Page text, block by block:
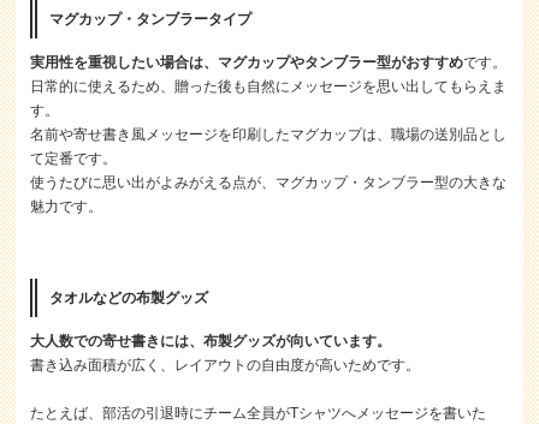
マグカップ・タンブラータイプ
実用性を重視したい場合は、マグカップやタンブラー型がおすすめです。
日常的に使えるため、贈った後も自然にメッセージを思い出してもらえま
す。
名前や寄せ書き風メッセージを印刷したマグカップは、職場の送別品とし
て定番です。
使うたびに思い出がよみがえる点が、マグカップ・タンブラー型の大きな
魅力です。
タオルなどの布製グッズ
大人数での寄せ書きには、布製グッズが向いています。
書き込み面積が広く、レイアウトの自由度が高いためです。
たとえば、部活の引退時にチーム全員がTシャツへメッセージを書いた